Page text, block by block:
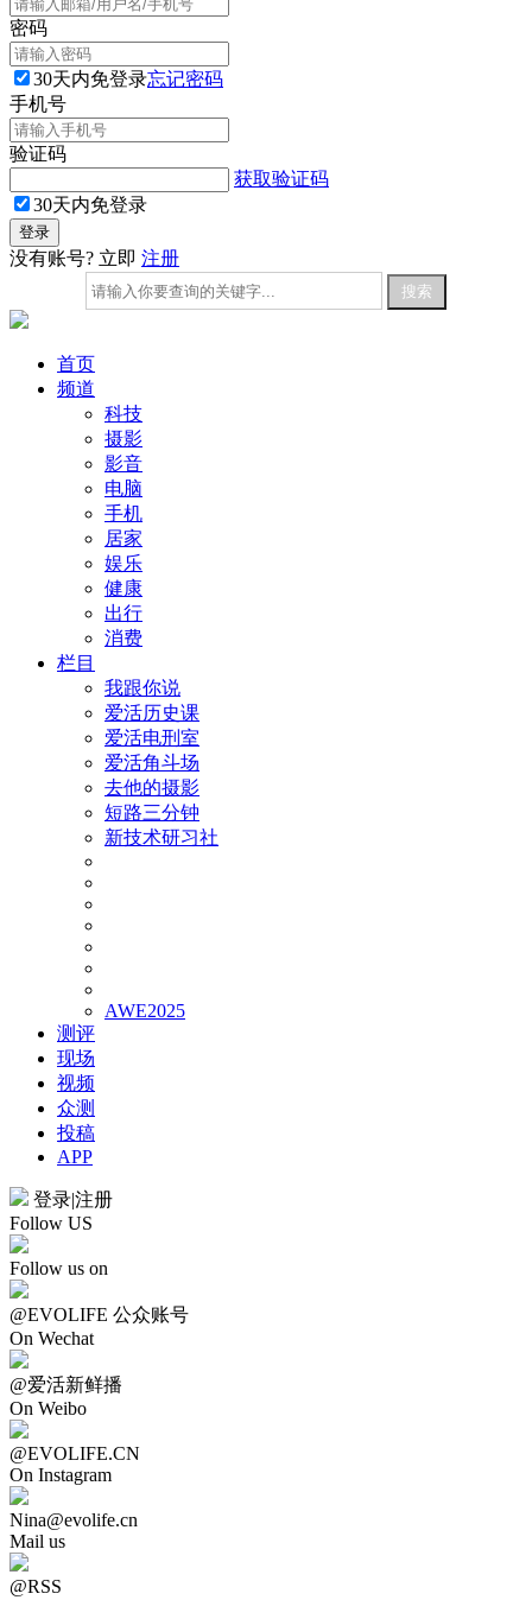
密码
30天内免登录忘记密码
手机号
验证码
获取验证码
30天内免登录
没有账号? 立即 注册
首页
频道
科技
摄影
影音
电脑
手机
居家
娱乐
健康
出行
消费
栏目
我跟你说
爱活历史课
爱活电刑室
爱活角斗场
去他的摄影
短路三分钟
新技术研习社
AWE2025
测评
现场
视频
众测
投稿
APP
登录|注册
Follow US
Follow us on
@EVOLIFE 公众账号
On Wechat
@爱活新鲜播
On Weibo
@EVOLIFE.CN
On Instagram
Nina@evolife.cn
Mail us
@RSS